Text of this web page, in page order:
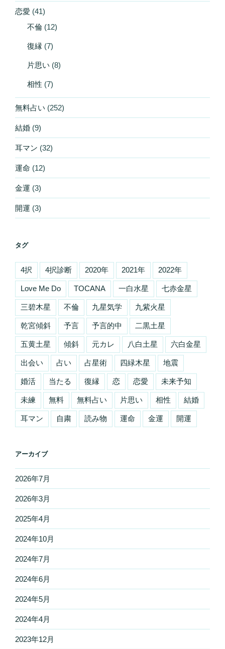
恋愛 (41)
不倫 (12)
復縁 (7)
片思い (8)
相性 (7)
無料占い (252)
結婚 (9)
耳マン (32)
運命 (12)
金運 (3)
開運 (3)
タグ
4択 4択診断 2020年 2021年 2022年
Love Me Do TOCANA 一白水星 七赤金星
三碧木星 不倫 九星気学 九紫火星
乾宮傾斜 予言 予言的中 二黒土星
五黄土星 傾斜 元カレ 八白土星 六白金星
出会い 占い 占星術 四緑木星 地震
婚活 当たる 復縁 恋 恋愛 未来予知
未練 無料 無料占い 片思い 相性 結婚
耳マン 自粛 読み物 運命 金運 開運
アーカイブ
2026年7月
2026年3月
2025年4月
2024年10月
2024年7月
2024年6月
2024年5月
2024年4月
2023年12月